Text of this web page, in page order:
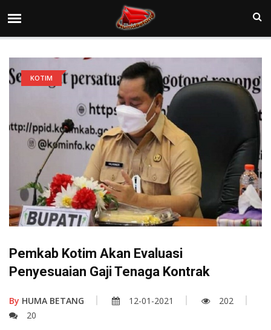
KOTIM
Pemkab Kotim Akan Evaluasi
Penyesuaian Gaji Tenaga Kontrak
By HUMA BETANG 12-01-2021
202
20